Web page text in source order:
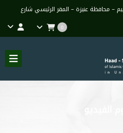
– محافظة عنيزة – المقر الرئيسي شارع
0